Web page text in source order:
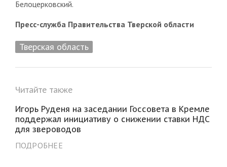
Белоцерковский.
Пресс-служба Правительства Тверской области
Тверская область
Читайте также
Игорь Руденя на заседании Госсовета в Кремле
поддержал инициативу о снижении ставки НДС
для звероводов
ПОДРОБНЕЕ